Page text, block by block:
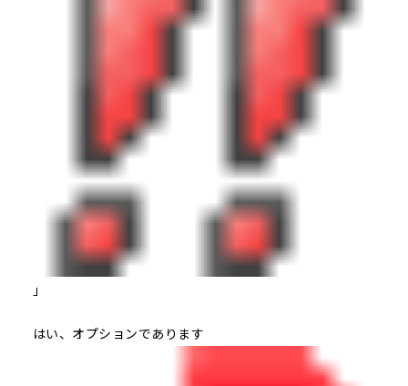
」
はい、オプションであります